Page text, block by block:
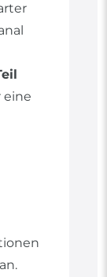
eine